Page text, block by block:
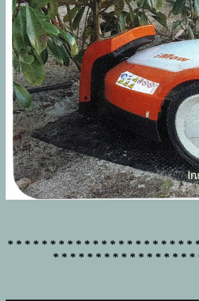
* * * * * * * * * * * * * * * * * * * * * *
* * * * * * * * * * * * * * * * *